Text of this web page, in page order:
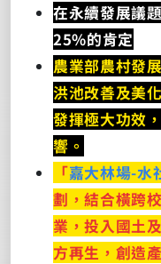
在永續發展議
25%的肯定
農業部農村發
洪池改善及美
發揮極大功效
響。
「嘉大林場-水
劃，結合橫跨
業，投入國土
方再生，創造